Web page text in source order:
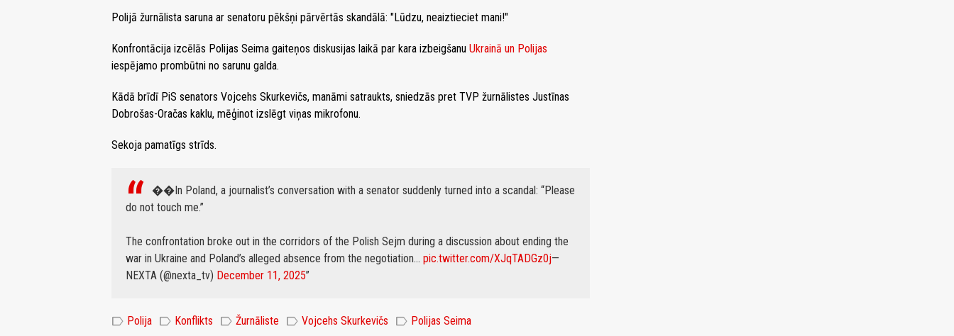
Polijā žurnālista saruna ar senatoru pēkšņi pārvērtās skandālā: "Lūdzu, neaiztieciet mani!"
Konfrontācija izcēlās Polijas Seima gaiteņos diskusijas laikā par kara izbeigšanu Ukrainā un Polijas
iespējamo prombūtni no sarunu galda.
Kādā brīdī PiS senators Vojcehs Skurkevičs, manāmi satraukts, sniedzās pret TVP žurnālistes Justīnas
Dobrošas-Oračas kaklu, mēģinot izslēgt viņas mikrofonu.
Sekoja pamatīgs strīds.
��In Poland, a journalist’s conversation with a senator suddenly turned into a scandal: “Please
do not touch me.”
The confrontation broke out in the corridors of the Polish Sejm during a discussion about ending the
war in Ukraine and Poland’s alleged absence from the negotiation… pic.twitter.com/XJqTADGz0j—
NEXTA (@nexta_tv) December 11, 2025
label Polija label Konflikts label Žurnāliste label Vojcehs Skurkevičs label Polijas Seima